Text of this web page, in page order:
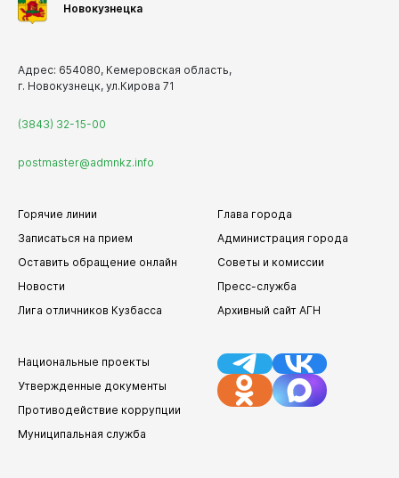
Новокузнецка
Адрес: 654080, Кемеровская область,
г. Новокузнецк, ул.Кирова 71
(3843) 32-15-00
postmaster@admnkz.info
Горячие линии
Записаться на прием
Оставить обращение онлайн
Новости
Лига отличников Кузбасса
Глава города
Администрация города
Советы и комиссии
Пресс-служба
Архивный сайт АГН
Национальные проекты
Утвержденные документы
Противодействие коррупции
Муниципальная служба